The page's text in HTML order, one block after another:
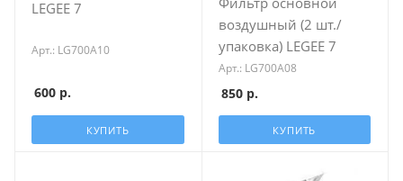
LEGEE 7
Арт.: LG700A10
600 р.
КУПИТЬ
воздушный (2 шт./
упаковка) LEGEE 7
Арт.: LG700A08
850р.
КУПИТЬ